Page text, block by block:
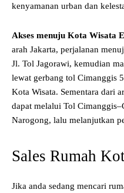
kenyamanan urban dan
Akses menuju Kota Wisata
arah Jakarta, perjalanan
Jl. Tol Jagorawi, kemudian
lewat gerbang tol Cimanggis
Kota Wisata. Sementara dari
dapat melalui Tol
Narogong, lalu melanjutkan
Sales Rumah
Jika anda sedang mencari